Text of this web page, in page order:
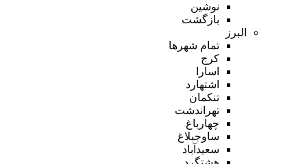
نوشین
بازگشت
البرز
تمام شهر‌ها
کرج
اسارا
اشتهارد
تنکمان
تهراندشت
چهارباغ
ساوجبلاغ
سعیدآباد